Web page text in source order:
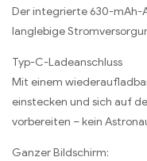
Der integrierte 630-mAh-
langlebige
Typ-C-Ladeanschluss
Mit einem
einstecken und sich auf
vorbereiten – kein
Ganzer Bildschirm: